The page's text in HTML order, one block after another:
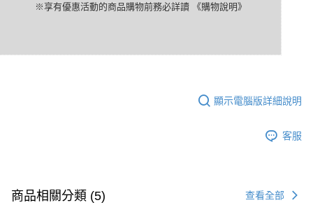
※享有優惠活動的商品購物前務必詳讀 《購物說明》
顯示電腦版詳細說明
客服
商品相關分類 (5) 查看全部